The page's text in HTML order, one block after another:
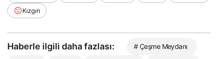
Kızgın
Haberle ilgili daha fazlası: # Çeşme Meydanı